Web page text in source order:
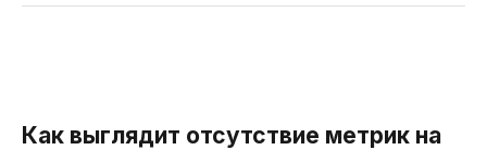
Как выглядит отсутствие метрик на